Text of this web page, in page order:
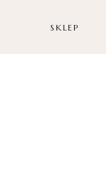
SKLEP